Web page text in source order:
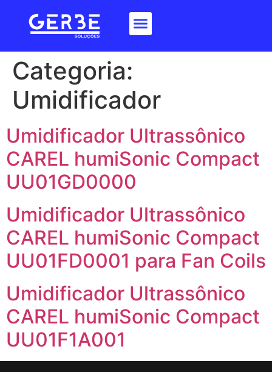
Categoria:
Umidificador
Umidificador Ultrassônico
CAREL humiSonic Compact
UU01GD0000
Umidificador Ultrassônico
CAREL humiSonic Compact
UU01FD0001 para Fan Coils
Umidificador Ultrassônico
CAREL humiSonic Compact
UU01F1A001